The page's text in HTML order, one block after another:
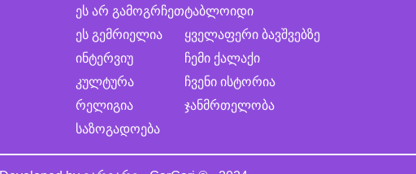
ეს არ გამოგრჩეთ
ეს გემრიელია
ინტერვიუ
კულტურა
რელიგია
საზოგადოება
ტაბლოიდი
ყველაფერი ბავშვებზე
ჩემი ქალაქი
ჩვენი ისტორია
ჯანმრთელობა